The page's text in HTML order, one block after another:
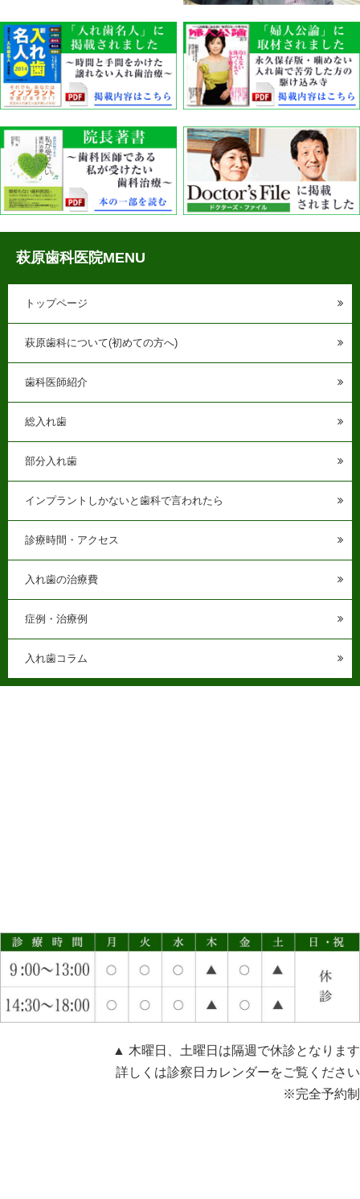
萩原歯科医院MENU
トップページ
萩原歯科について(初めての方へ)
歯科医師紹介
総入れ歯
部分入れ歯
インプラントしかないと歯科で言われたら
診療時間・アクセス
入れ歯の治療費
症例・治療例
入れ歯コラム
▲ 木曜日、土曜日は隔週で休診となります
詳しくは診察日カレンダーをご覧ください
※完全予約制